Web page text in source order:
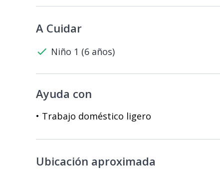
A Cuidar
check Niño 1 (6 años)
Ayuda con
• Trabajo doméstico ligero
Ubicación aproximada